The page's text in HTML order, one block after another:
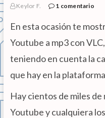
Keylor F. 1 comentario
En esta ocasión te
Youtube a mp3 con
teniendo en cuenta la
que hay en la
Hay cientos de miles
Youtube y cualquiera